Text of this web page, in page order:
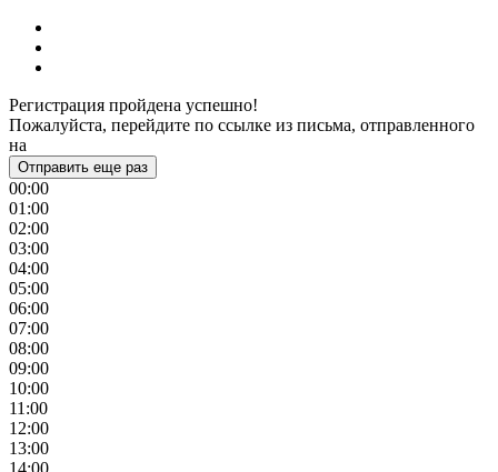
Регистрация пройдена успешно!
Пожалуйста, перейдите по ссылке из письма, отправленного
на
Отправить еще раз
00:00
01:00
02:00
03:00
04:00
05:00
06:00
07:00
08:00
09:00
10:00
11:00
12:00
13:00
14:00